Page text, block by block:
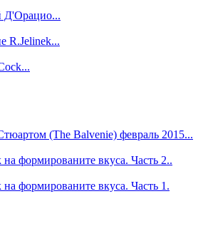
Д'Орацио...
R.Jelinek...
(The Balvenie) февраль 2015...
формированите вкуса. Часть 2..
формированите вкуса. Часть 1.